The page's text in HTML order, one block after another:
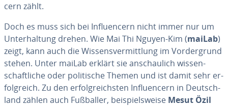
cern zählt.
Doch es muss sich bei In­fluen­cern nicht immer nur um
Un­ter­hal­tung drehen. Wie Mai Thi Nguyen-Kim (maiLab)
zeigt, kann auch die Wis­sens­ver­mitt­lung im Vor­der­grund
stehen. Unter maiLab erklärt sie an­schau­lich wis­sen­
schaft­li­che oder po­li­ti­sche Themen und ist damit sehr er­
folg­reich. Zu den er­folg­reichs­ten In­fluen­cern in Deutsch­
land zählen auch Fußballer, bei­spiels­wei­se Mesut Özil